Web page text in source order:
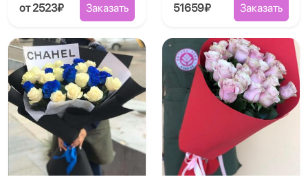
от 2523₽ Заказать 51659₽ Заказать